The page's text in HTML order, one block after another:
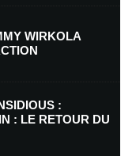
WIRKOLA
:
: LE RETOUR DU